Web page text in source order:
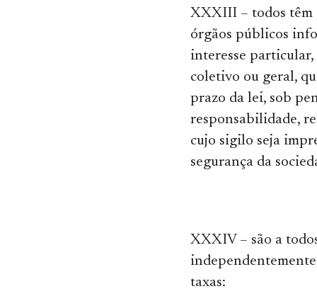
XXXIII – todos têm
órgãos públicos
interesse particular,
coletivo ou geral,
prazo da lei, sob
responsabilidade,
cujo sigilo seja
segurança da
XXXIV – são a
taxas: